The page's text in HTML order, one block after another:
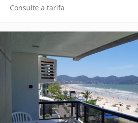
Consulte a tarifa